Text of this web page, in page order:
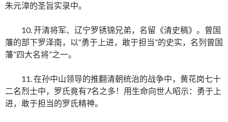
朱元漳的圣旨实录中。
10. 开清将军、辽宁罗锈锦兄弟，名留《清史稿》。曾国
藩的部下罗泽南，以“勇于上进，敢于担当”的史实，名列曾国
藩“四大名将”之一。
11. 在孙中山领导的推翻清朝统治的战争中，黄花岗七十
二名烈士中，罗氏竟有7名之多！用生命向世人昭示：勇于上
进，敢于担当的罗氏精神。